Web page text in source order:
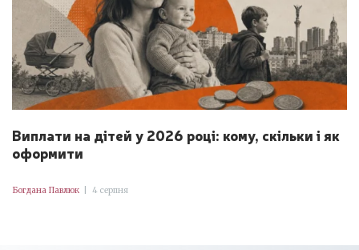
Виплати на дітей у 2026 році: кому, скільки і як
оформити
Богдана Павлюк 4 серпня